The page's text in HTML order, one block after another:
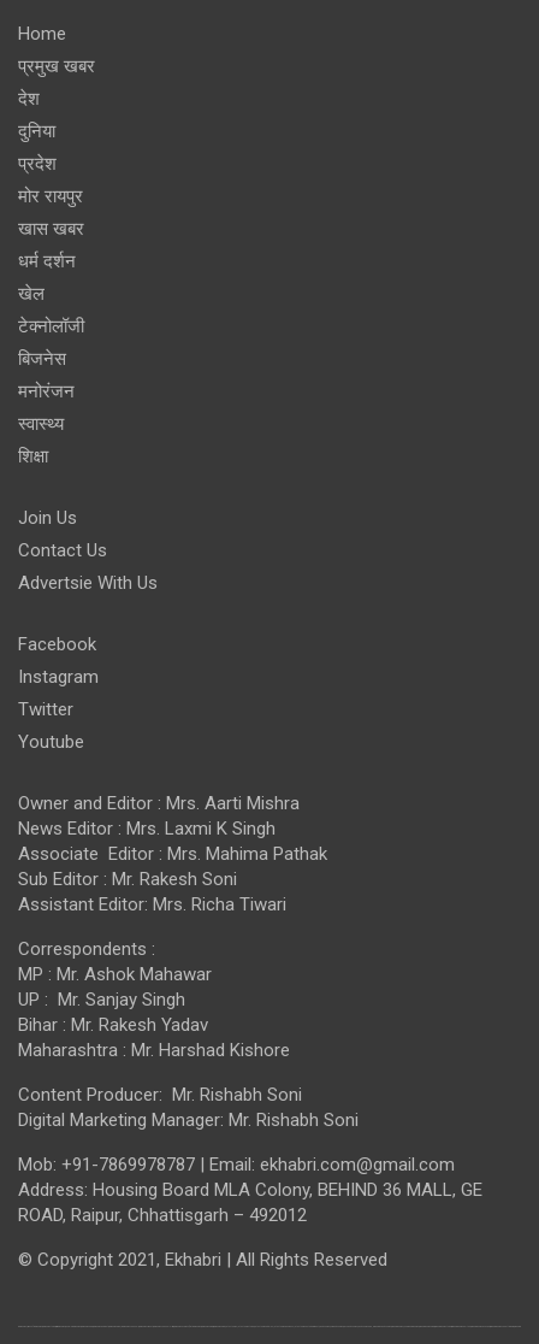
Home
प्रमुख खबर
देश
दुनिया
प्रदेश
मोर रायपुर
खास खबर
धर्म दर्शन
खेल
टेक्नोलॉजी
बिजनेस
मनोरंजन
स्वास्थ्य
शिक्षा
Join Us
Contact Us
Advertsie With Us
Facebook
Instagram
Twitter
Youtube
Owner and Editor : Mrs. Aarti Mishra
News Editor : Mrs. Laxmi K Singh
Associate Editor : Mrs. Mahima Pathak
Sub Editor : Mr. Rakesh Soni
Assistant Editor: Mrs. Richa Tiwari
Correspondents :
MP : Mr. Ashok Mahawar
UP : Mr. Sanjay Singh
Bihar : Mr. Rakesh Yadav
Maharashtra : Mr. Harshad Kishore
Content Producer: Mr. Rishabh Soni
Digital Marketing Manager: Mr. Rishabh Soni
Mob: +91-7869978787 | Email: ekhabri.com@gmail.com
Address: Housing Board MLA Colony, BEHIND 36 MALL, GE
ROAD, Raipur, Chhattisgarh – 492012
© Copyright 2021, Ekhabri | All Rights Reserved